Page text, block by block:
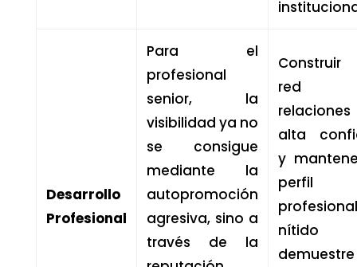
Desarrollo
Profesional
Para el
profesional
senior, la
visibilidad ya no
se consigue
mediante la
autopromoción
agresiva, sino a
través de la
red
alta
y
perfil
profesional
nítido
demuestre